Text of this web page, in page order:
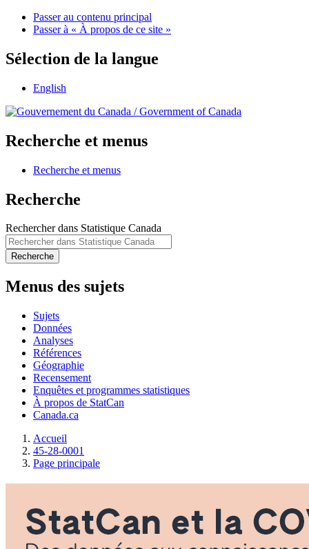
Passer au contenu principal
Passer à « À propos de ce site »
Sélection de la langue
English
/Government of Canada
Recherche et menus
Recherche et menus
Recherche
Rechercher dans Statistique Canada
Recherche
Menus des sujets
Sujets
Données
Analyses
Références
Géographie
Recensement
Enquêtes et programmes statistiques
À propos de StatCan
Canada.ca
Accueil
45-28-0001
Page principale